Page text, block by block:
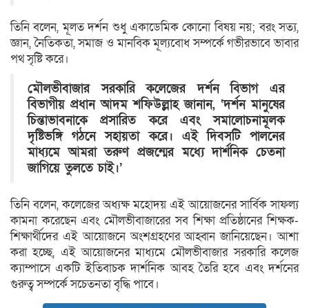
তিনি বলেন, মূলত দর্শন শুধু একাডেমিক কোনো বিষয় নয়; বরং সত্য,
জ্ঞান, নৈতিকতা, সমাজ ও মানবিক মূল্যবোধ সম্পর্কে গভীরভাবে ভাবার
পথ সৃষ্টি করে।
মৌলভীবাজার সরকারি কলেজের দর্শন বিভাগ এর
বিভাগীয় প্রধান আদম শফিউল্লাহ জানান, ‘দর্শন মানুষের
চিন্তাভাবনাকে প্রসারিত করে এবং সমালোচনামূলক
দৃষ্টিভঙ্গি গঠনে সহায়তা করে। এই দিবসটি পালনের
মাধ্যমে আমরা তরুণ প্রজন্মের মধ্যে দার্শনিক চেতনা
জাগিয়ে তুলতে চাই।’
তিনি বলেন, কলেজের অধ্যক্ষ মহোদয় এই আয়োজনের সার্বিক সাফল্য
কামনা করেছেন এবং মৌলভীবাজারের সব শিক্ষা প্রতিষ্ঠানের শিক্ষক-
শিক্ষার্থীদের এই আয়োজনে অংশগ্রহণের আহ্বান জানিয়েছেন। আশা
করা হচ্ছে, এই আয়োজনের মাধ্যমে মৌলভীবাজার সরকারি কলেজ
ক্যাম্পাসে একটি ইতিবাচক দার্শনিক আবহ তৈরি হবে এবং দর্শনের
গুরুত্ব সম্পর্কে সচেতনতা বৃদ্ধি পাবে।